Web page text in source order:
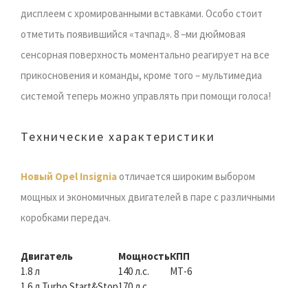
дисплеем с хромированными вставками. Особо стоит
отметить появившийся «тачпад». 8 –ми дюймовая
сенсорная поверхность моментально реагирует на все
прикосновения и команды, кроме того – мультимедиа
системой теперь можно управлять при помощи голоса!
Технические характеристики
Новый Opel Insigniaотличается широким выбором
мощных и экономичных двигателей в паре с различными
коробками передач.
Двигатель МощностьКПП
1.8 л
140 л.с.
МТ-6